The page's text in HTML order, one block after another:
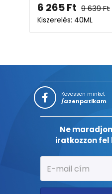
6 265Ft 9 639Ft
Kiszerelés: 40ML
Kövessen minket
/azenpatikam
Ne
iratkozzon